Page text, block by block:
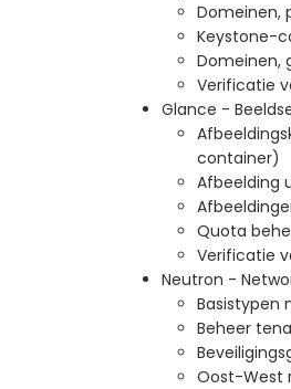
Domeinen,
Keystone-
Domeinen,
Verificatie
Glance -
container)
Afbeelding
Quota
Verificatie
Neutron -
Basistypen
Beheer
Oost-West